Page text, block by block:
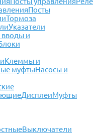
Посты
Тормоза
Указатели
и
Клеммы и
муфтыНасосы и
ДисплеиМуфты
Выключатели